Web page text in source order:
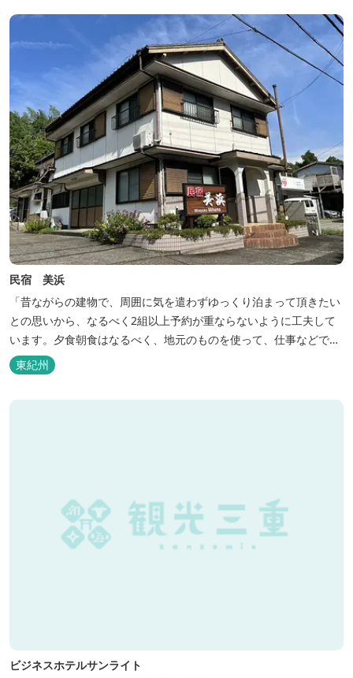
民宿 美浜
「昔ながらの建物で、周囲に気を遣わずゆっくり泊まって頂きたい
との思いから、なるべく2組以上予約が重ならないように工夫して
います。夕食朝食はなるべく、地元のものを使って、仕事などで連
泊の方には日替わりでご用意します。」オーナー様談。もし重なっ
た場合は、ごめんなさい。
東紀州
ビジネスホテルサンライト